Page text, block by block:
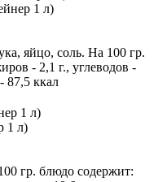
1 л)
яйцо, соль. На 100 гр.
- 2,1 г., углеводов -
87,5 ккал
1 л)
гр. блюдо содержит: